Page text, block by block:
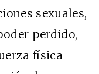
sexuales,
perdido,
física